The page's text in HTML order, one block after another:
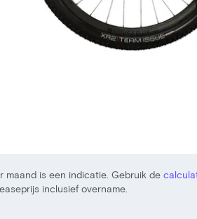
maand is een indicatie. Gebruik de
inclusief overname.